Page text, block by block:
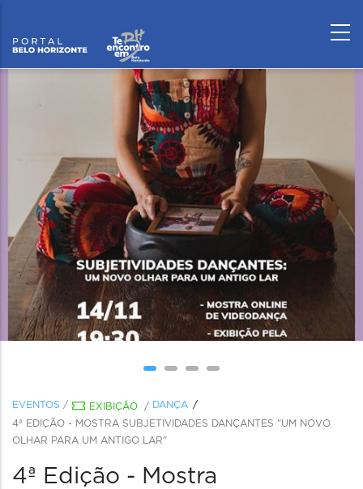
EVENTOS / EXIBIÇÃO / DANÇA
4ª EDIÇÃO - MOSTRA SUBJETIVIDADES DANÇANTES "UM NOVO
OLHAR PARA UM ANTIGO LAR"
4ª Edição - Mostra